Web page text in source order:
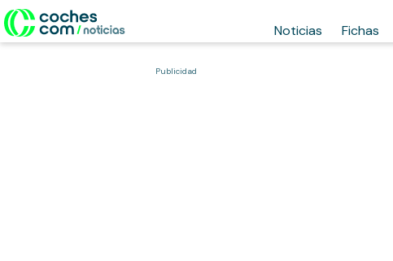
Noticias Fichas
Publicidad